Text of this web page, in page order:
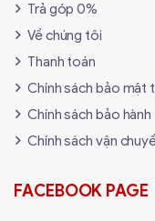
Trả góp 0%
Về chúng tôi
Thanh toán
Chính sách bảo mật
Chính sách bảo
Chính sách vận
FACEBOOK PAGE